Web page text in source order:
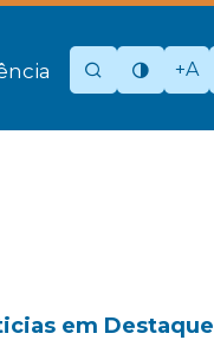
+A
em Destaque